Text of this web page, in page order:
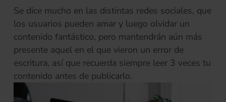
Se dice mucho en las distintas redes sociales, que
los usuarios pueden amar y luego olvidar un
contenido fantástico, pero mantendrán aún más
presente aquel en el que vieron un error de
escritura, así que recuerda siempre leer 3 veces tu
contenido antes de publicarlo.